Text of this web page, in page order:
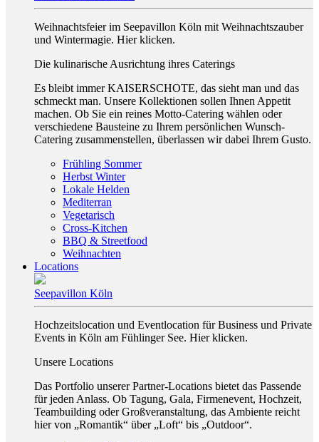
Weihnachtsfeier im Seepavillon Köln mit Weihnachtszauber
und Wintermagie. Hier klicken.
Die kulinarische Ausrichtung ihres Caterings
Es bleibt immer KAISERSCHOTE, das sieht man und das
schmeckt man. Unsere Kollektionen sollen Ihnen Appetit
machen. Ob Sie ein reines Motto-Catering wählen oder
verschiedene Bausteine zu Ihrem persönlichen Wunsch-
Catering zusammenstellen, überlassen wir dabei Ihrem Gusto.
Frühling Sommer
Herbst Winter
Lokale Helden
Mediterran
Vegetarisch
Cross-Kitchen
BBQ & Streetfood
Weihnachten
Locations
Seepavillon Köln
Hochzeitslocation und Eventlocation für Business und Private
Events in Köln am Fühlinger See. Hier klicken.
Unsere Locations
Das Portfolio unserer Partner-Locations bietet das Passende
für jeden Anlass. Ob Tagung, Gala, Firmenevent, Hochzeit,
Teambuilding oder Großveranstaltung, das Ambiente reicht
hier von „Romantik“ über „Loft“ bis „Outdoor“.